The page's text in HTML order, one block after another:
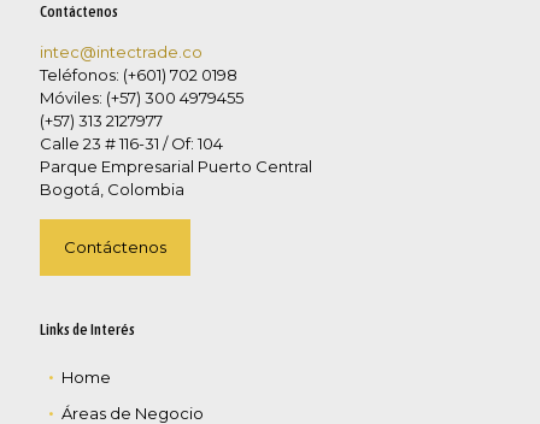
Contáctenos
intec@intectrade.co
Teléfonos: (+601) 702 0198
Móviles: (+57) 300 4979455
(+57) 313 2127977
Calle 23 # 116-31 / Of: 104
Parque Empresarial Puerto Central
Bogotá, Colombia
Contáctenos
Links de Interés
Home
Áreas de Negocio